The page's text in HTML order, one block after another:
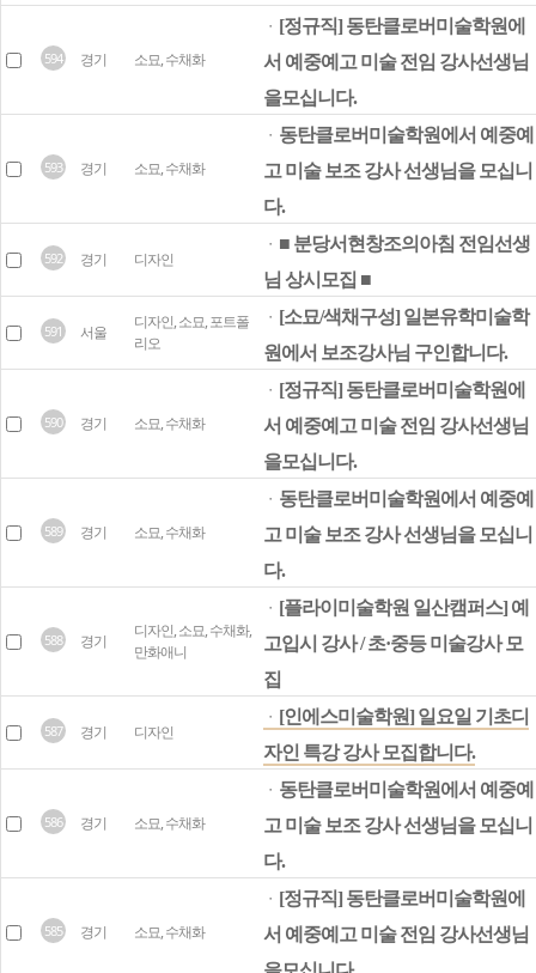
594 경기 소묘, 수채화
ㆍ [정규직] 동탄클로버미술학원에
서 예중예고 미술 전임 강사선생님
을모십니다.
593 경기 소묘, 수채화
ㆍ 동탄클로버미술학원에서 예중예
고 미술 보조 강사 선생님을 모십니
다.
592 경기 디자인
ㆍ ■ 분당서현창조의아침 전임선생
님 상시모집 ■
591 서울
디자인, 소묘, 포트폴
리오
ㆍ [소묘/색채구성] 일본유학미술학
원에서 보조강사님 구인합니다.
590 경기 소묘, 수채화
ㆍ [정규직] 동탄클로버미술학원에
서 예중예고 미술 전임 강사선생님
을모십니다.
589 경기 소묘, 수채화
ㆍ 동탄클로버미술학원에서 예중예
고 미술 보조 강사 선생님을 모십니
다.
588 경기
디자인, 소묘, 수채화,
만화애니
ㆍ [플라이미술학원 일산캠퍼스] 예
고입시 강사 / 초·중등 미술강사 모
집
587 경기 디자인
ㆍ [인에스미술학원] 일요일 기초디
자인 특강 강사 모집합니다.
586 경기 소묘, 수채화
ㆍ 동탄클로버미술학원에서 예중예
고 미술 보조 강사 선생님을 모십니
다.
585 경기 소묘, 수채화
ㆍ [정규직] 동탄클로버미술학원에
서 예중예고 미술 전임 강사선생님